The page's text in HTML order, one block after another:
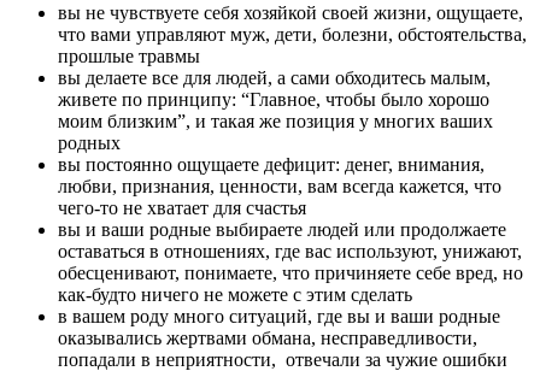
вы не чувствуете себя хозяйкой своей жизни, ощущаете,
что вами управляют муж, дети, болезни, обстоятельства,
прошлые травмы
вы делаете все для людей, а сами обходитесь малым,
живете по принципу: “Главное, чтобы было хорошо
моим близким”, и такая же позиция у многих ваших
родных
вы постоянно ощущаете дефицит: денег, внимания,
любви, признания, ценности, вам всегда кажется, что
чего-то не хватает для счастья
вы и ваши родные выбираете людей или продолжаете
оставаться в отношениях, где вас используют, унижают,
обесценивают, понимаете, что причиняете себе вред, но
как-будто ничего не можете с этим сделать
в вашем роду много ситуаций, где вы и ваши родные
оказывались жертвами обмана, несправедливости,
попадали в неприятности, отвечали за чужие ошибки